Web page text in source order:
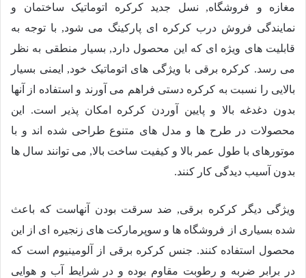
مغازه و فروشگاه, نسل جدید کرکره اتوماتیک ساختمان و
نمایندگی فروش درب کرکره ای پارکینگ می شود, با توجه به
قابلیت های ویژه ای که این محصول دارد, بسیار منطقی به نظر
می رسد. کرکره برقی با ویژگی های اتوماتیک خود, ایمنی بسیار
بالایی را نسبت به کرکره دستی فراهم می آورند و استفاده از آنها
بدون دغدغه بالا و پایین آوردن کرکره امکان پذیر است. این
محصولات در طرح ها و مدل های متنوع طراحی شده اند و با
موتورهای با طول عمر بالا و کیفیت ساخت بالا, می توانند سال ها
بدون آسیب دیدگی کار کنند.
ویژگی دیگر کرکره برقی, ضد سرقت بودن آنهاست که باعث
شده بسیاری از فروشگاه ها و سوپرمارکت های زنجیره ای از این
محصول استفاده کنند. جنس کرکره برقی از آلومینیوم است که
در برابر ضربه و رطوبت مقاوم بوده و در شرایط آب و هوایی